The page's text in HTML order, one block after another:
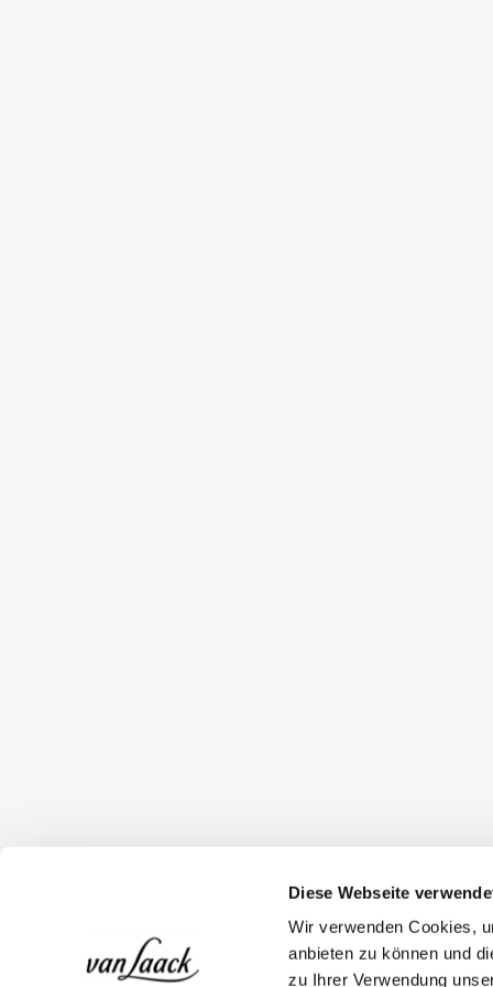
Diese Webseite
Wir verwenden Cookies,
anbieten zu können und
zu Ihrer Verwendung